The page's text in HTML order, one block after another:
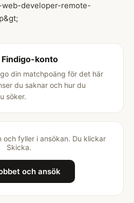
developer-remote-
konto
din matchpoäng för det här
du saknar och hur du
söker.
och fyller i ansökan. Du klickar
Skicka.
och ansök